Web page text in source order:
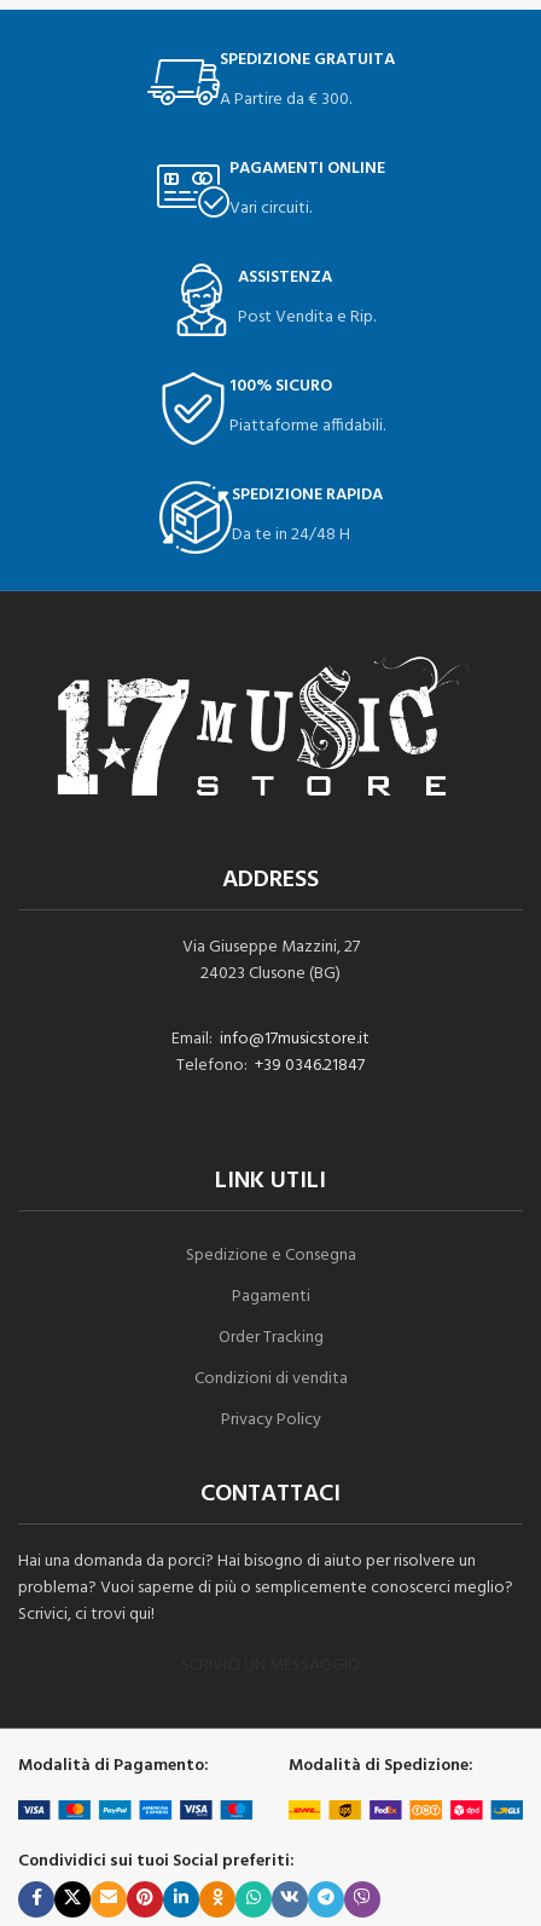
SPEDIZIONE GRATUITA
A Partire da € 300.
PAGAMENTI ONLINE
Vari circuiti.
ASSISTENZA
Post Vendita e Rip.
100% SICURO
Piattaforme affidabili.
SPEDIZIONE RAPIDA
Da te in 24/48 H
ADDRESS
Via Giuseppe Mazzini, 27
24023 Clusone (BG)
Email: info@17musicstore.it
Telefono: +39 0346.21847
LINK UTILI
Spedizione e Consegna
Pagamenti
Order Tracking
Condizioni di vendita
Privacy Policy
CONTATTACI
Hai una domanda da porci? Hai bisogno di aiuto per risolvere un
problema? Vuoi saperne di più o semplicemente conoscerci meglio?
Scrivici, ci trovi qui!
Modalità di Pagamento: Modalità di Spedizione:
Condividici sui tuoi Social preferiti: